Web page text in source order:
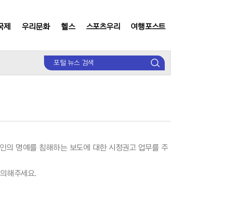
검
색
제 우리문화 헬스 스포츠우리 여행포스트
의 명예를 침해하는 보도에 대한 시정권고 업무를 주
해주세요.